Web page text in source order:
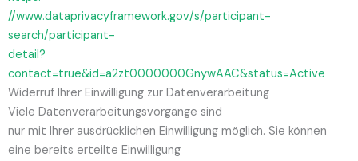
//www.dataprivacyframework.gov/s/participant-
search/participant-
detail?
contact=true&id=a2zt0000000GnywAAC&status=Active
Widerruf Ihrer Einwilligung zur Datenverarbeitung
Viele Datenverarbeitungsvorgänge sind
nur mit Ihrer ausdrücklichen Einwilligung möglich. Sie können
eine bereits erteilte Einwilligung